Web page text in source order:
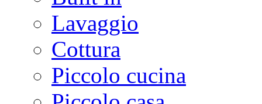
Lavaggio
Cottura
Piccolo cucina